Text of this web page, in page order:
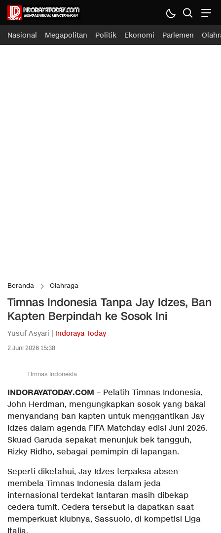
Nasional Megapolitan Politik Ekonomi Parlemen
Beranda Olahraga
Timnas Indonesia Tanpa Jay Idzes, Ban
Kapten Berpindah ke Sosok Ini
Yusuf Asyari | Indoraya Today
2 Juni 2026 15:38
Timnas Indonesia
INDORAYATODAY.COM – Pelatih Timnas Indonesia,
John Herdman, mengungkapkan sosok yang bakal
menyandang ban kapten untuk menggantikan Jay
Idzes dalam agenda FIFA Matchday edisi Juni 2026.
Skuad Garuda sepakat menunjuk bek tangguh,
Rizky Ridho, sebagai pemimpin di lapangan.
Seperti diketahui, Jay Idzes terpaksa absen
membela Timnas Indonesia dalam jeda
internasional terdekat lantaran masih dibekap
cedera tumit. Cedera tersebut ia dapatkan saat
memperkuat klubnya, Sassuolo, di kompetisi Liga